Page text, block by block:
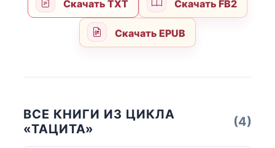
Скачать TXT Скачать FB2
Скачать EPUB
ВСЕ КНИГИ ИЗ ЦИКЛА
«ТАЦИТА»
(4)